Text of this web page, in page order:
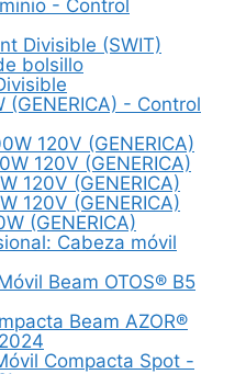
- Control
Divisible (SWIT)
bolsillo
(GENERICA) - Control
120V (GENERICA)
120V (GENERICA)
120V (GENERICA)
120V (GENERICA)
(GENERICA)
Cabeza móvil
Beam OTOS® B5
Beam AZOR®
Compacta Spot -